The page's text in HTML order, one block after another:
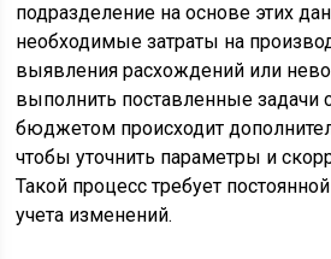
подразделение на основе этих
необходимые затраты на
выявления расхождений или
выполнить поставленные задачи
бюджетом происходит
чтобы уточнить параметры и
Такой процесс требует
учета изменений.